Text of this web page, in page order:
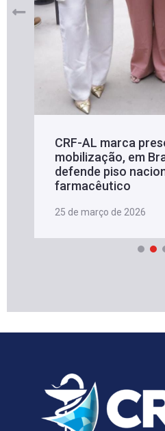
CRF-AL marca
mobilização, em
defende piso
farmacêutico
25 de março de 2026